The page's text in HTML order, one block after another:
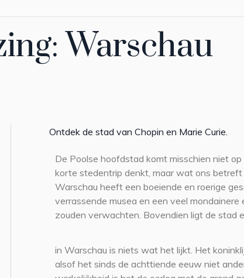
Warschau
Ontdek de stad van Chopin en Marie Curie.
De Poolse hoofdstad komt misschien niet
korte stedentrip denkt, maar wat ons
Warschau heeft een boeiende en roerige
verrassende musea en een veel
zouden verwachten. Bovendien ligt de stad
in Warschau is niets wat het lijkt. Het
alsof het sinds de achttiende eeuw niet